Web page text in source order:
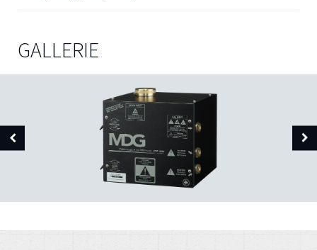
GALLERIE